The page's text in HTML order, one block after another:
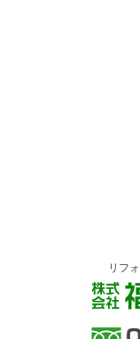
リフ